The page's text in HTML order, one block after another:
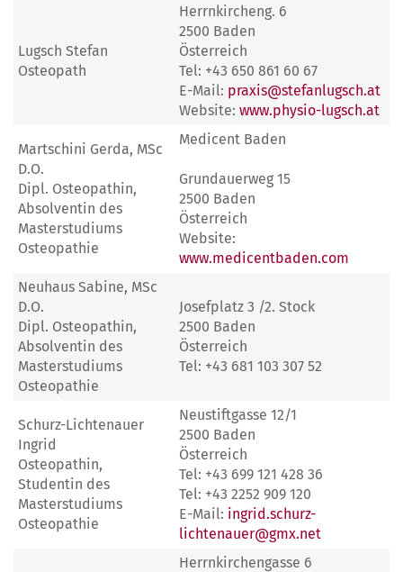
Lugsch Stefan
Osteopath
Herrnkircheng. 6
2500 Baden
Österreich
Tel: +43 650 861 60 67
E-Mail: praxis@stefanlugsch.at
Website: www.physio-lugsch.at
Martschini Gerda, MSc
D.O.
Dipl. Osteopathin,
Absolventin des
Masterstudiums
Osteopathie
Medicent Baden
Grundauerweg 15
2500 Baden
Österreich
Website:
www.medicentbaden.com
Neuhaus Sabine, MSc
D.O.
Dipl. Osteopathin,
Absolventin des
Masterstudiums
Osteopathie
Josefplatz 3 /2. Stock
2500 Baden
Österreich
Tel: +43 681 103 307 52
Schurz-Lichtenauer
Ingrid
Osteopathin,
Studentin des
Masterstudiums
Osteopathie
Neustiftgasse 12/1
2500 Baden
Österreich
Tel: +43 699 121 428 36
Tel: +43 2252 909 120
E-Mail: ingrid.schurz-
lichtenauer@gmx.net
Herrnkirchengasse 6